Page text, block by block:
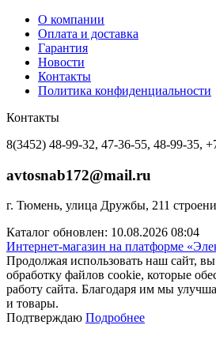
О компании
Оплата и доставка
Гарантия
Новости
Контакты
Политика конфиденциальности
Контакты
8(3452) 48-99-32, 47-36-55, 48-99-35,
avtosnab172@mail.ru
г. Тюмень, улица Дружбы, 211
Каталог обновлен: 10.08.2026 08:04
Интернет-магазин на платформе
Продолжая использовать наш сайт, вы
обработку файлов cookie, которые
работу сайта. Благодаря им мы
и товары.
Подтверждаю Подробнее